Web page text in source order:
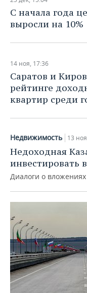
НЕФТЕХИМИЯ
НЕФТЬ
ЭНЕРГЕТИКА
РОЗНИЧНАЯ
ТРАНСПОРТ
УСЛУГИ
НОВОСТИ
IT
МЕДИА
МЕРОПРИЯТИЯ
НОВОСТИ
ВЫЕЗДНАЯ
БИЗНЕС-БРАНЧИ
ОТКРЫТАЯ
СПОРТ
НОВОСТИ СПОРТА
ФУТБОЛ
БАСКЕТБОЛ
ВОЛЕЙБОЛ
КИБЕРСПОРТ
ФИГУРНОЕ
ВОДНЫЕ ВИДЫ
ХОККЕЙ С МЯЧОМ
ОБЩЕСТВО
НОВОСТИ
ИНФРАСТРУКТУРА
ИСТОРИЯ
КУЛЬТУРА
МЕДИЦИНА
ОБРАЗОВАНИЕ
ПРОИСШЕСТВИЯ
ФОТОГАЛЕРЕЯ
СПРАВОЧНИК
СПИСОК ПЕРСОН
СПИСОК
ПОЛНАЯ ВЕРСИЯ
С начала года
выросли на 10%
14 ноя, 17:36
Саратов и
рейтинге
квартир среди
Недвижимость 13
Недоходная
инвестировать
Диалоги о